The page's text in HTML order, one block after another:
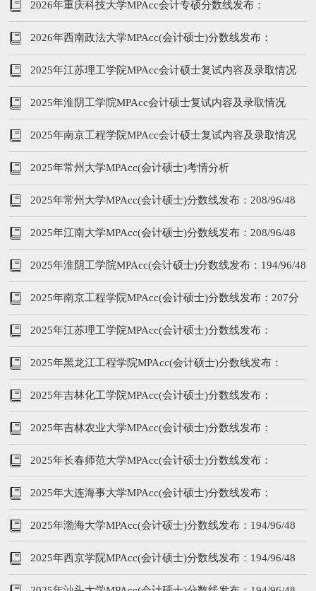
212/102/51
2026年重庆科技大学MPAcc会计专硕分数线发布：
209/102/51
2026年西南政法大学MPAcc(会计硕士)分数线发布：
228/102/51
2025年江苏理工学院MPAcc会计硕士复试内容及录取情况
2025年淮阴工学院MPAcc会计硕士复试内容及录取情况
2025年南京工程学院MPAcc会计硕士复试内容及录取情况
2025年常州大学MPAcc(会计硕士)考情分析
2025年常州大学MPAcc(会计硕士)分数线发布：208/96/48
2025年江南大学MPAcc(会计硕士)分数线发布：208/96/48
2025年淮阴工学院MPAcc(会计硕士)分数线发布：194/96/48
2025年南京工程学院MPAcc(会计硕士)分数线发布：207分
2025年江苏理工学院MPAcc(会计硕士)分数线发布：
194/96/48
2025年黑龙江工程学院MPAcc(会计硕士)分数线发布：
199/96/48
2025年吉林化工学院MPAcc(会计硕士)分数线发布：
194/96/48
2025年吉林农业大学MPAcc(会计硕士)分数线发布：
194/96/48
2025年长春师范大学MPAcc(会计硕士)分数线发布：
194/96/48
2025年大连海事大学MPAcc(会计硕士)分数线发布：
203/96/48
2025年渤海大学MPAcc(会计硕士)分数线发布：194/96/48
2025年西京学院MPAcc(会计硕士)分数线发布：194/96/48